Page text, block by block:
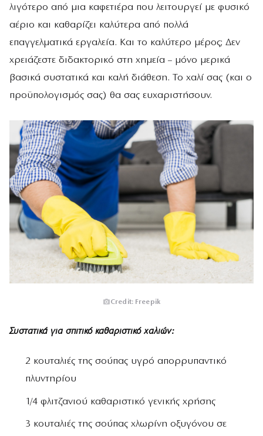
λιγότερο από μια καφετιέρα που λειτουργεί με φυσικό
αέριο και καθαρίζει καλύτερα από πολλά
επαγγελματικά εργαλεία. Και το καλύτερο μέρος; Δεν
χρειάζεστε διδακτορικό στη χημεία – μόνο μερικά
βασικά συστατικά και καλή διάθεση. Το χαλί σας (και ο
προϋπολογισμός σας) θα σας ευχαριστήσουν.
Credit: Freepik
Συστατικά για σπιτικό καθαριστικό χαλιών:
2 κουταλιές της σούπας υγρό απορρυπαντικό
πλυντηρίου
1/4 φλιτζανιού καθαριστικό γενικής χρήσης
3 κουταλιές της σούπας χλωρίνη οξυγόνου σε